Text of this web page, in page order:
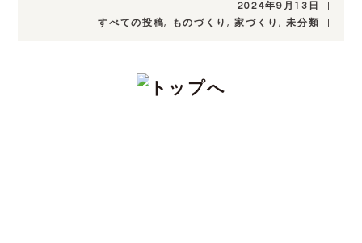
2024年9月13日
すべての投稿, ものづくり ,家づくり ,未分類